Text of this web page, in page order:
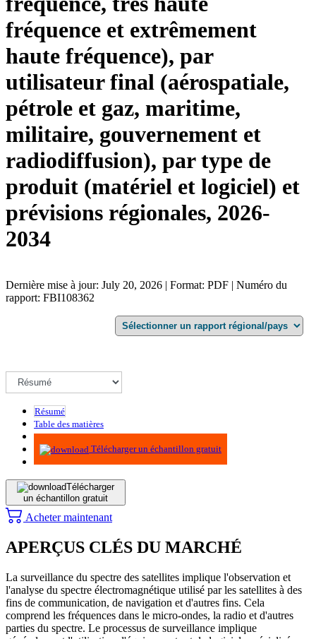
fréquence et extrêmement
haute fréquence), par
utilisateur final (aérospatiale,
pétrole et gaz, maritime,
militaire, gouvernement et
radiodiffusion), par type de
produit (matériel et logiciel) et
prévisions régionales, 2026-
2034
Dernière mise à jour: July 20, 2026 | Format: PDF | Numéro du
rapport: FBI108362
Résumé
Table des matières
Méthodologie
Télécharger un échantillon gratuit
Télécharger
un échantillon gratuit
Acheter maintenant
APERÇUS CLÉS DU MARCHÉ
La surveillance du spectre des satellites implique l'observation et
l'analyse du spectre électromagnétique utilisé par les satellites à des
fins de communication, de navigation et d'autres fins. Cela
comprend les fréquences dans le micro-ondes, la radio et d'autres
parties du spectre. Le processus de surveillance implique